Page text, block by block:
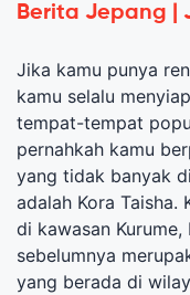
Berita Jepang |
Jika kamu punya
kamu selalu
tempat-tempat
pernahkah kamu
yang tidak banyak
adalah Kora Taisha.
di kawasan Kurume,
sebelumnya
yang berada di